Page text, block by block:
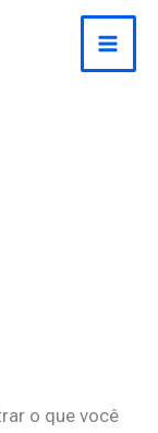
o que você